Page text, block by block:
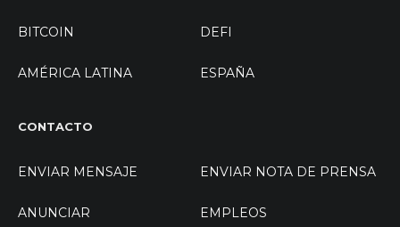
BITCOIN DEFI
AMÉRICA LATINA ESPAÑA
CONTACTO
ENVIAR MENSAJE ENVIAR NOTA DE PRENSA
ANUNCIAR EMPLEOS